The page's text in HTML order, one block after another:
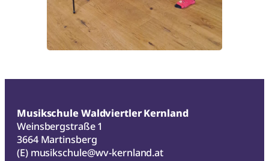
Musikschule Waldviertler Kernland
Weinsbergstraße 1
3664 Martinsberg
(E) musikschule@wv-kernland.at